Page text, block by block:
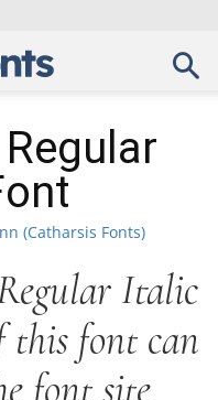
(Catharsis Fonts)
Italic
this font can
font site